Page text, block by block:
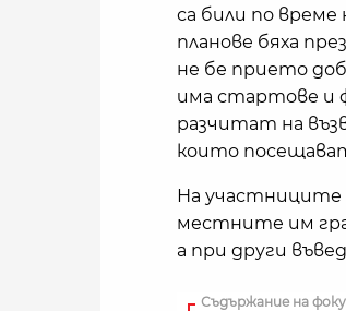
са били по
планове бяха
не бе прието
има стартове и
разчитат на
които
На участниците
местните им
а при други